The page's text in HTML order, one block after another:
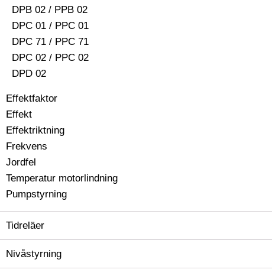
DPB 02 / PPB 02
DPC 01 / PPC 01
DPC 71 / PPC 71
DPC 02 / PPC 02
DPD 02
Effektfaktor
Effekt
Effektriktning
Frekvens
Jordfel
Temperatur motorlindning
Pumpstyrning
Tidreläer
Nivåstyrning